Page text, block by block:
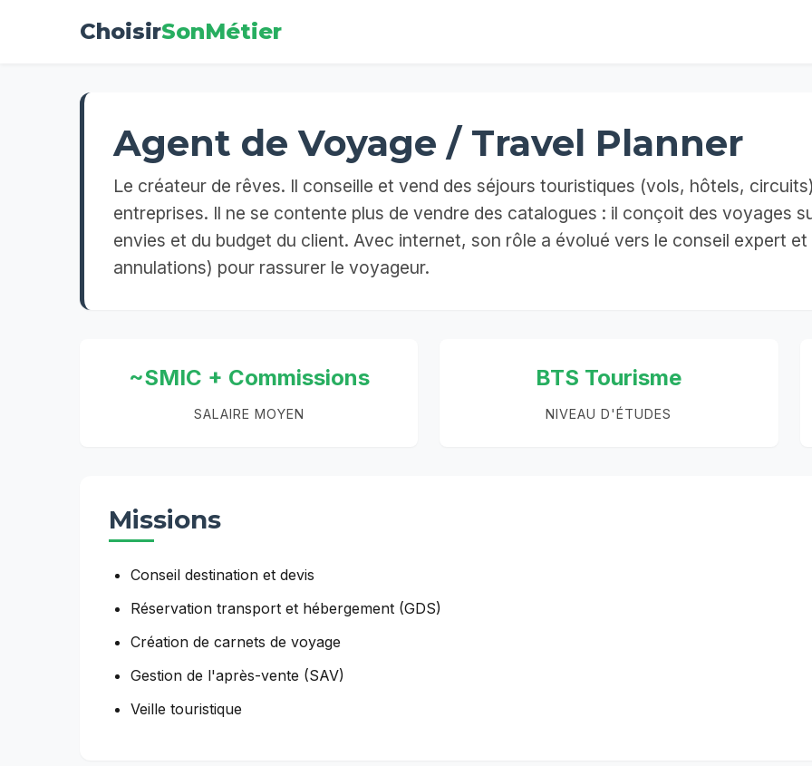
ChoisirSonMétier
Agent de Voyage / Travel Planner
Le créateur de rêves. Il conseille et vend des séjours touristiques (vols, hôtels,
entreprises. Il ne se contente plus de vendre des catalogues : il conçoit des voyages
envies et du budget du client. Avec internet, son rôle a évolué vers le conseil expert
annulations) pour rassurer le voyageur.
~SMIC + Commissions
SALAIRE MOYEN
BTS Tourisme
NIVEAU D'ÉTUDES
Missions
Conseil destination et devis
Réservation transport et hébergement (GDS)
Création de carnets de voyage
Gestion de l'après-vente (SAV)
Veille touristique